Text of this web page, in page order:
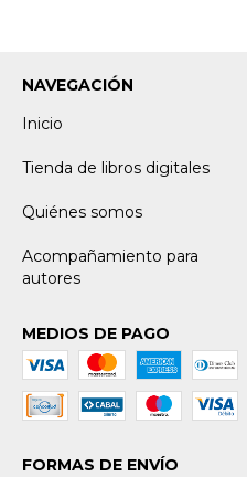
NAVEGACIÓN
Inicio
Tienda de libros digitales
Quiénes somos
Acompañamiento para
autores
MEDIOS DE PAGO
FORMAS DE ENVÍO